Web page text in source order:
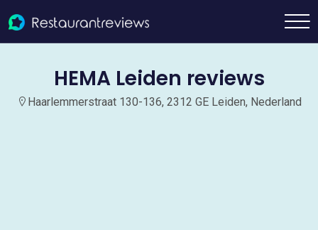
HEMA Leiden reviews
Haarlemmerstraat 130-136, 2312 GE Leiden, Nederland